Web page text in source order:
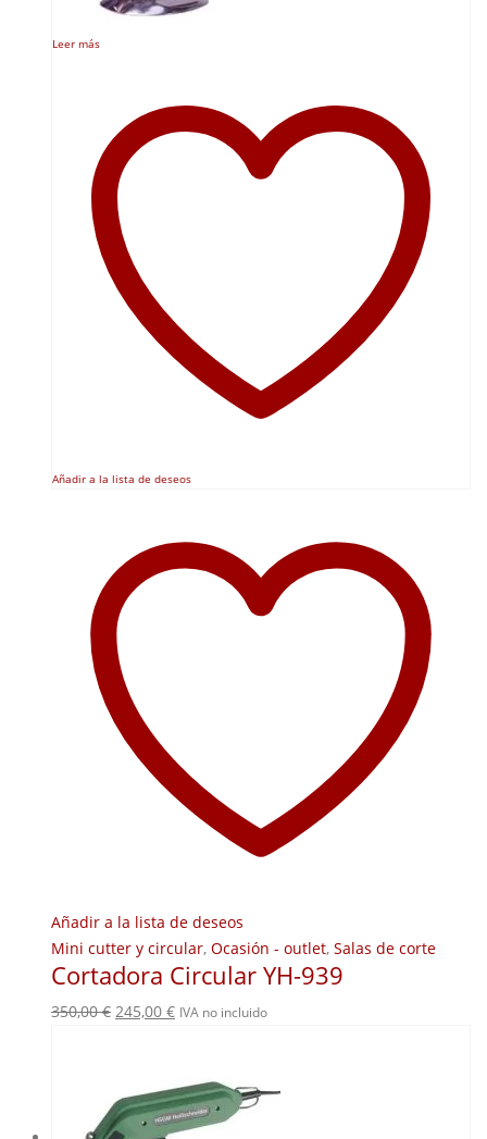
Leer más
Añadir a la lista de deseos
Añadir a la lista de deseos
Mini cutter y circular, Ocasión - outlet, Salas de corte
Cortadora Circular YH-939
350,00€ El
350,00 €.
245,00 €El
es:
245,00 €.
IVA no incluido